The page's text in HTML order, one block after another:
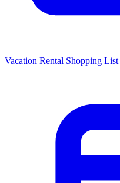
Vacation Rental Shopping List